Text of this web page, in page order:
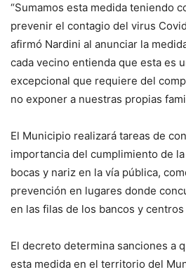
“Sumamos esta medida teniendo
prevenir el contagio del virus
afirmó Nardini al anunciar la
cada vecino entienda que esta es
excepcional que requiere del
no exponer a nuestras propias
El Municipio realizará tareas de
importancia del cumplimiento de
bocas y nariz en la vía pública,
prevención en lugares donde
en las filas de los bancos y
El decreto determina sanciones a
esta medida en el territorio del